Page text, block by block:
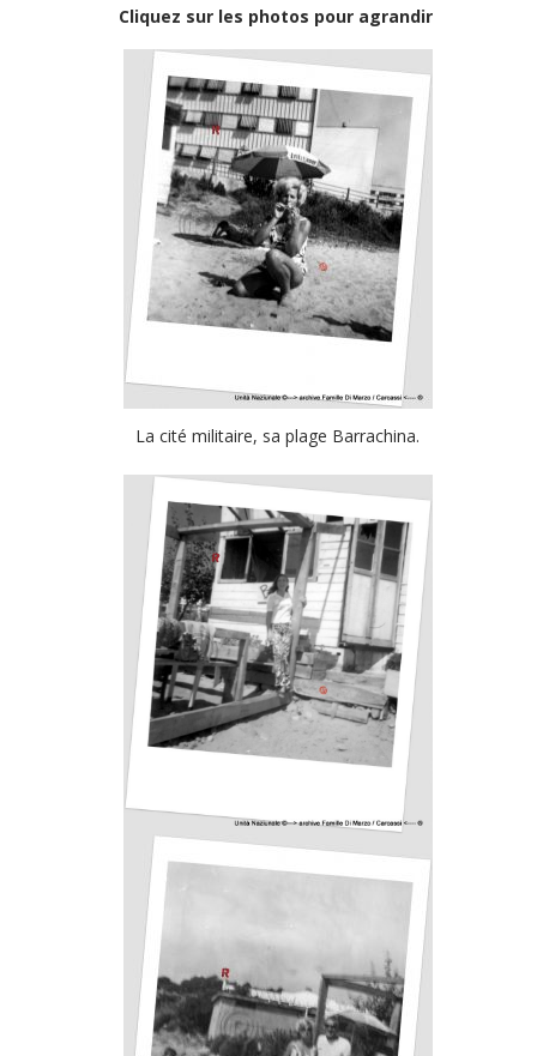
Cliquez sur les photos pour agrandir
La cité militaire, sa plage Barrachina.